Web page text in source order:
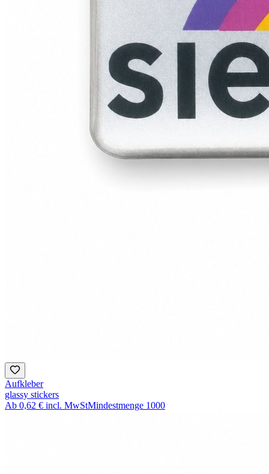
Aufkleber
glassy stickers
Ab 0,62 € incl. MwStMindestmenge 1000